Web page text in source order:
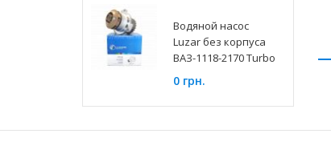
Водяной насос
Luzar без корпуса
ВАЗ-1118-2170 Turbo
0 грн.